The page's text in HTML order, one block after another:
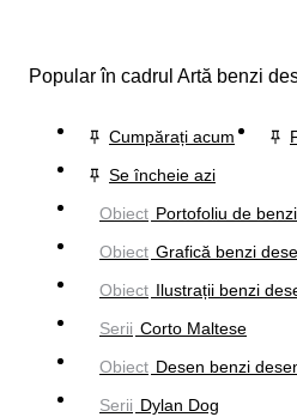
Popular în cadrul Artă benzi
Cumpărați acum
Se încheie azi
Obiect Portofoliu de
Obiect Grafică benzi
Obiect Ilustrații benzi
Serii Corto Maltese
Obiect Desen benzi
Serii Dylan Dog